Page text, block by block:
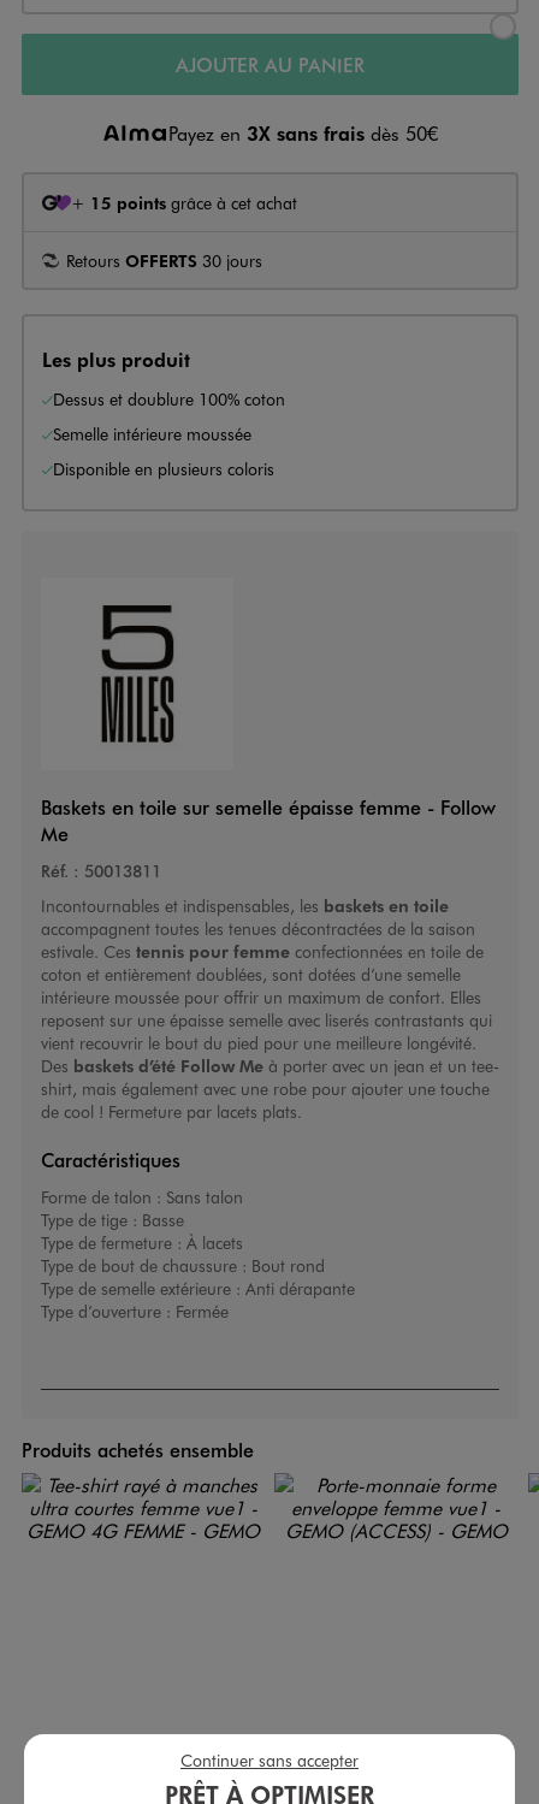
AJOUTER AU PANIER
Payez en 3X sans frais dès 50€
+ 15 points grâce à cet achat
Retours OFFERTS 30 jours
Les plus produit
Dessus et doublure 100% coton
Semelle intérieure moussée
Disponible en plusieurs coloris
Baskets en toile sur semelle épaisse femme - Follow
Me
Réf. : 50013811
Incontournables et indispensables, les baskets en toile
accompagnent toutes les tenues décontractées de la saison
estivale. Ces tennis pour femmeconfectionnées en toile de
coton et entièrement doublées, sont dotées d’une semelle
intérieure moussée pour offrir un maximum de confort. Elles
reposent sur une épaisse semelle avec liserés contrastants qui
vient recouvrir le bout du pied pour une meilleure longévité.
Des baskets d’été Follow Meà porter avec un jean et un tee-
shirt, mais également avec une robe pour ajouter une touche
de cool ! Fermeture par lacets plats.
Caractéristiques
Forme de talon : Sans talon
Type de tige : Basse
Type de fermeture : À lacets
Type de bout de chaussure : Bout rond
Type de semelle extérieure : Anti dérapante
Type d’ouverture : Fermée
Produits achetés ensemble
PRÊT À OPTIMISER
Continuer sans accepter